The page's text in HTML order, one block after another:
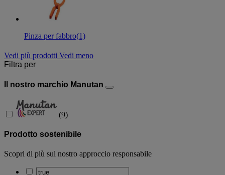
Pinza per fabbro(1)
Vedi più prodotti Vedi meno
Filtra per
Il nostro marchio Manutan
(9)
Prodotto sostenibile
Scopri di più sul nostro approccio responsabile